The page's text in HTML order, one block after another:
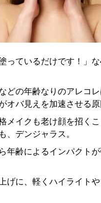
っているだけです！」
どの年齢なりのアレコ
バ見えを加速させる原
メイクも老け顔を招く
、デンジャラス。
年齢によるインパクト
げに、軽くハイライト